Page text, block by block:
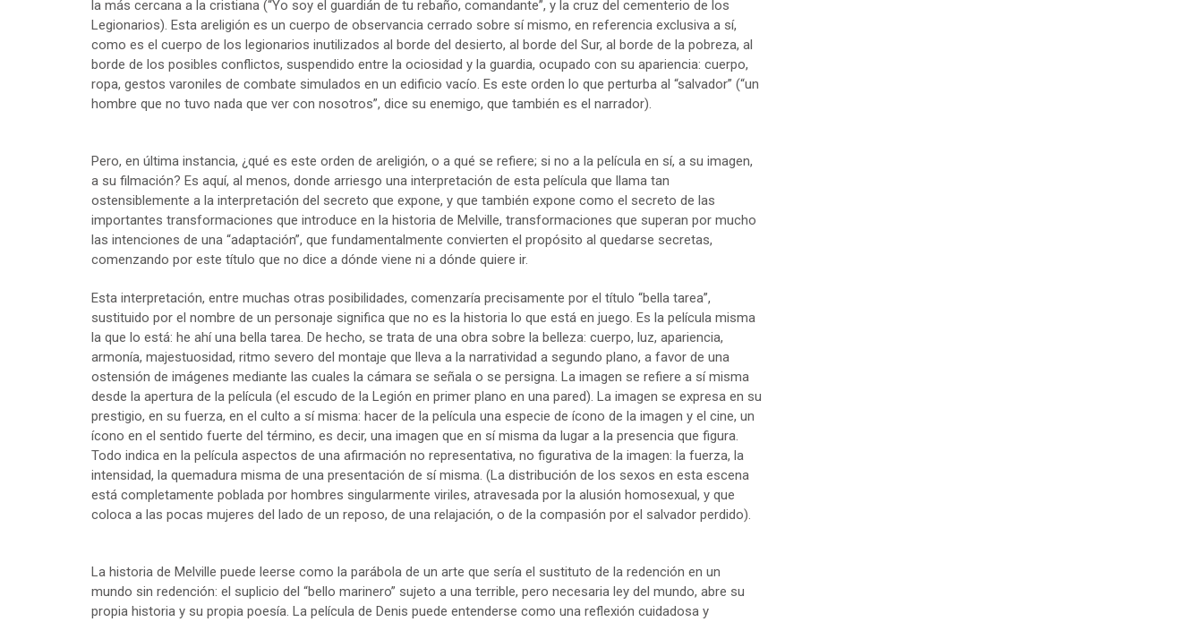
la más cercana a la cristiana (“Yo soy el guardián de tu rebaño, comandante”, y la cruz del cementerio de los
Legionarios). Esta areligión es un cuerpo de observancia cerrado sobre sí mismo, en referencia exclusiva a sí,
como es el cuerpo de los legionarios inutilizados al borde del desierto, al borde del Sur, al borde de la pobreza, al
borde de los posibles conflictos, suspendido entre la ociosidad y la guardia, ocupado con su apariencia: cuerpo,
ropa, gestos varoniles de combate simulados en un edificio vacío. Es este orden lo que perturba al “salvador” (“un
hombre que no tuvo nada que ver con nosotros”, dice su enemigo, que también es el narrador).
Pero, en última instancia, ¿qué es este orden de areligión, o a qué se refiere; si no a la película en sí, a su imagen,
a su filmación? Es aquí, al menos, donde arriesgo una interpretación de esta película que llama tan
ostensiblemente a la interpretación del secreto que expone, y que también expone como el secreto de las
importantes transformaciones que introduce en la historia de Melville, transformaciones que superan por mucho
las intenciones de una “adaptación”, que fundamentalmente convierten el propósito al quedarse secretas,
comenzando por este título que no dice a dónde viene ni a dónde quiere ir.
Esta interpretación, entre muchas otras posibilidades, comenzaría precisamente por el título “bella tarea”,
sustituido por el nombre de un personaje significa que no es la historia lo que está en juego. Es la película misma
la que lo está: he ahí una bella tarea. De hecho, se trata de una obra sobre la belleza: cuerpo, luz, apariencia,
armonía, majestuosidad, ritmo severo del montaje que lleva a la narratividad a segundo plano, a favor de una
ostensión de imágenes mediante las cuales la cámara se señala o se persigna. La imagen se refiere a sí misma
desde la apertura de la película (el escudo de la Legión en primer plano en una pared). La imagen se expresa en su
prestigio, en su fuerza, en el culto a sí misma: hacer de la película una especie de ícono de la imagen y el cine, un
ícono en el sentido fuerte del término, es decir, una imagen que en sí misma da lugar a la presencia que figura.
Todo indica en la película aspectos de una afirmación no representativa, no figurativa de la imagen: la fuerza, la
intensidad, la quemadura misma de una presentación de sí misma. (La distribución de los sexos en esta escena
está completamente poblada por hombres singularmente viriles, atravesada por la alusión homosexual, y que
coloca a las pocas mujeres del lado de un reposo, de una relajación, o de la compasión por el salvador perdido).
La historia de Melville puede leerse como la parábola de un arte que sería el sustituto de la redención en un
mundo sin redención: el suplicio del “bello marinero” sujeto a una terrible, pero necesaria ley del mundo, abre su
propia historia y su propia poesía. La película de Denis puede entenderse como una reflexión cuidadosa y